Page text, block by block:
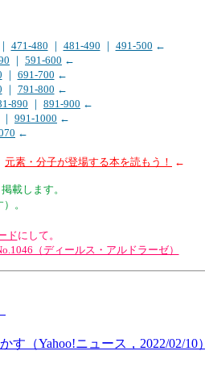
｜ 471-480 ｜ 481-490 ｜ 491-500 ←
｜ 591-600 ←
｜ 691-700 ←
｜ 791-800 ←
890 ｜ 891-900 ←
｜ 991-1000 ←
←
元素・分子が登場する本を読もう！ ←
載します。
。
ドにして。
（ディールス・アルドラーゼ）
（Yahoo!ニュース，2022/02/10）